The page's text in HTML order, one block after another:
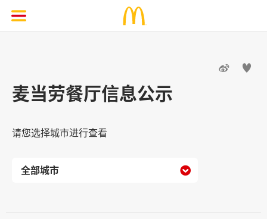
 
麦当劳餐厅信息公示
请您选择城市进行查看
